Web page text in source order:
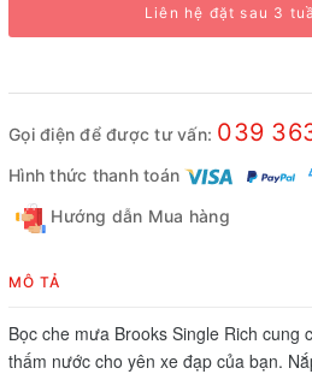
Liên hệ đặt sau 3
Gọi điện để được tư vấn: 039
Hình thức thanh toán
Hướng dẫn Mua hàng
MÔ TẢ
Bọc che mưa Brooks Single Rich cung
thấm nước cho yên xe đạp của bạn.